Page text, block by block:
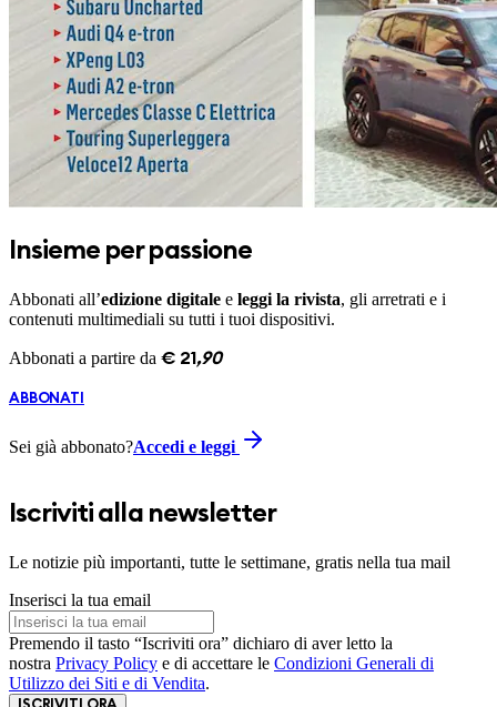
Insieme per passione
Abbonati all’edizione digitale e leggi la rivista, gli arretrati e i
contenuti multimediali su tutti i tuoi dispositivi.
Abbonati a partire da € 21 ,90
ABBONATI
Sei già abbonato?Accedi e leggi
Iscriviti alla newsletter
Le notizie più importanti, tutte le settimane, gratis nella tua mail
Inserisci la tua email
Premendo il tasto “Iscriviti ora” dichiaro di aver letto la
nostra Privacy Policy e di accettare le Condizioni Generali di
Utilizzo dei Siti e di Vendita.